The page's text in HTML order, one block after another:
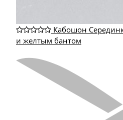
Кабошон
и желтым бантом